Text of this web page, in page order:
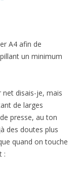
A4 afin de
un minimum
disais-je, mais
de larges
presse, au ton
des doutes plus
quand on touche
: